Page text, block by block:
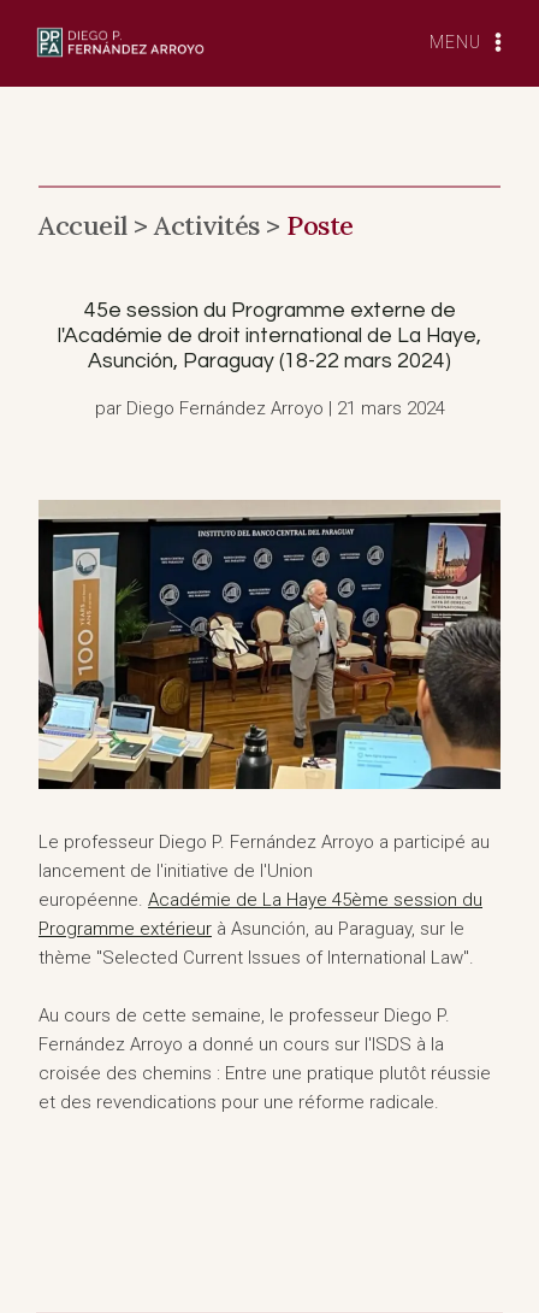
MENU
Accueil >Activités > Poste
45e session du Programme externe de
l'Académie de droit international de La Haye,
Asunción, Paraguay (18-22 mars 2024)
par Diego Fernández Arroyo | 21 mars 2024
Le professeur Diego P. Fernández Arroyo a participé au
lancement de l'initiative de l'Union
européenne. Académie de La Haye 45ème session du
Programme extérieur à Asunción, au Paraguay, sur le
thème "Selected Current Issues of International Law".
Au cours de cette semaine, le professeur Diego P.
Fernández Arroyo a donné un cours sur l'ISDS à la
croisée des chemins : Entre une pratique plutôt réussie
et des revendications pour une réforme radicale.